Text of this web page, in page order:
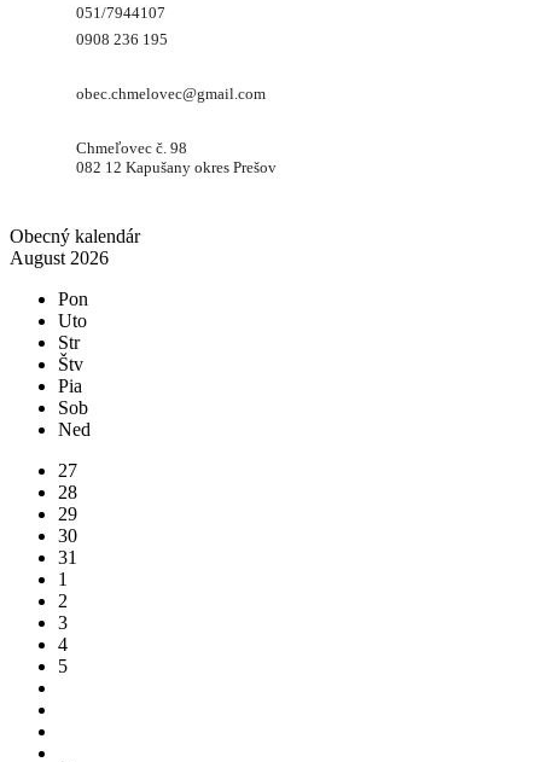
051/7944107
0908 236 195
obec.chmelovec@gmail.com
Chmeľovec č. 98
082 12 Kapušany okres Prešov
Obecný kalendár
August 2026
Pon
Uto
Str
Štv
Pia
Sob
Ned
27
28
29
30
31
1
2
3
4
5